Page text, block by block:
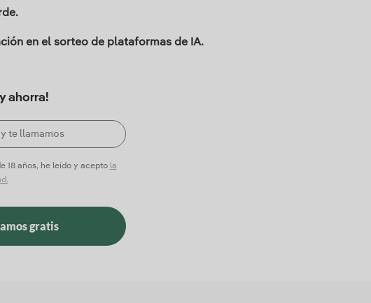
en el sorteo de plataformas de IA.
ahorra!
18 años, he leído y acepto la
gratis